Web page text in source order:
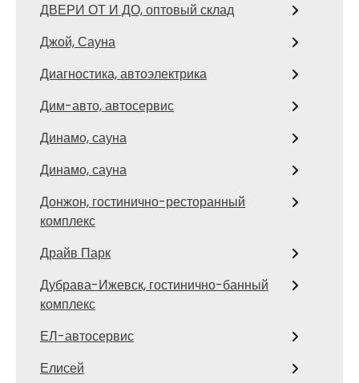
ДВЕРИ ОТ И ДО, оптовый склад
Джой, Сауна
Диагностика, автоэлектрика
Дим-авто, автосервис
Динамо, сауна
Динамо, сауна
Донжон, гостинично-ресторанный
комплекс
Драйв Парк
Дубрава-Ижевск, гостинично-банный
комплекс
ЕЛ-автосервис
Елисей